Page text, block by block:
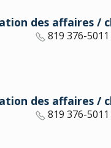
des affaires /
819 376-
des affaires /
819 376-